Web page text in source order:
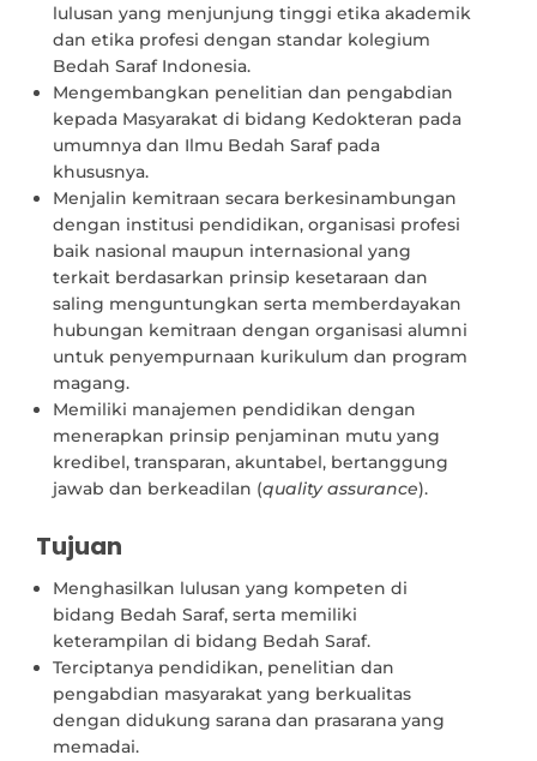
lulusan yang menjunjung tinggi etika akademik
dan etika profesi dengan standar kolegium
Bedah Saraf Indonesia.
Mengembangkan penelitian dan pengabdian
kepada Masyarakat di bidang Kedokteran pada
umumnya dan Ilmu Bedah Saraf pada
khususnya.
Menjalin kemitraan secara berkesinambungan
dengan institusi pendidikan, organisasi profesi
baik nasional maupun internasional yang
terkait berdasarkan prinsip kesetaraan dan
saling menguntungkan serta memberdayakan
hubungan kemitraan dengan organisasi alumni
untuk penyempurnaan kurikulum dan program
magang.
Memiliki manajemen pendidikan dengan
menerapkan prinsip penjaminan mutu yang
kredibel, transparan, akuntabel, bertanggung
jawab dan berkeadilan (quality assurance).
Tujuan
Menghasilkan lulusan yang kompeten di
bidang Bedah Saraf, serta memiliki
keterampilan di bidang Bedah Saraf.
Terciptanya pendidikan, penelitian dan
pengabdian masyarakat yang berkualitas
dengan didukung sarana dan prasarana yang
memadai.